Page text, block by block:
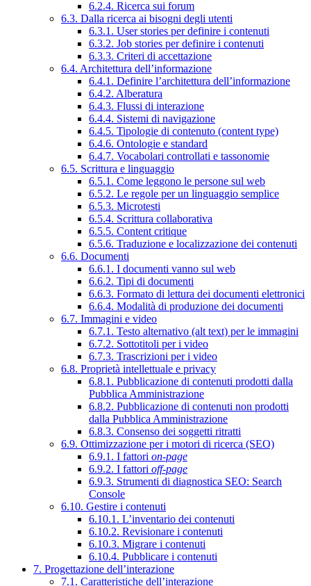
6.2.4. Ricerca sui forum
6.3. Dalla ricerca ai bisogni degli utenti
6.3.1. User stories per definire i contenuti
6.3.2. Job stories per definire i contenuti
6.3.3. Criteri di accettazione
6.4. Architettura dell’informazione
6.4.1. Definire l’architettura dell’informazione
6.4.2. Alberatura
6.4.3. Flussi di interazione
6.4.4. Sistemi di navigazione
6.4.5. Tipologie di contenuto (content type)
6.4.6. Ontologie e standard
6.4.7. Vocabolari controllati e tassonomie
6.5. Scrittura e linguaggio
6.5.1. Come leggono le persone sul web
6.5.2. Le regole per un linguaggio semplice
6.5.3. Microtesti
6.5.4. Scrittura collaborativa
6.5.5. Content critique
6.5.6. Traduzione e localizzazione dei contenuti
6.6. Documenti
6.6.1. I documenti vanno sul web
6.6.2. Tipi di documenti
6.6.3. Formato di lettura dei documenti elettronici
6.6.4. Modalità di produzione dei documenti
6.7. Immagini e video
6.7.1. Testo alternativo (alt text) per le immagini
6.7.2. Sottotitoli per i video
6.7.3. Trascrizioni per i video
6.8. Proprietà intellettuale e privacy
6.8.1. Pubblicazione di contenuti prodotti dalla
Pubblica Amministrazione
6.8.2. Pubblicazione di contenuti non prodotti
dalla Pubblica Amministrazione
6.8.3. Consenso dei soggetti ritratti
6.9. Ottimizzazione per i motori di ricerca (SEO)
6.9.1. I fattori on-page
6.9.2. I fattori off-page
6.9.3. Strumenti di diagnostica SEO: Search
Console
6.10. Gestire i contenuti
6.10.1. L’inventario dei contenuti
6.10.2. Revisionare i contenuti
6.10.3. Migrare i contenuti
6.10.4. Pubblicare i contenuti
7. Progettazione dell’interazione
7.1. Caratteristiche dell’interazione